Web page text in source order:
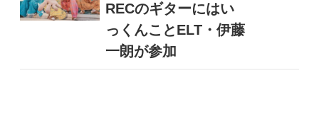
RECのギターにはい
っくんことELT・伊藤
一朗が参加